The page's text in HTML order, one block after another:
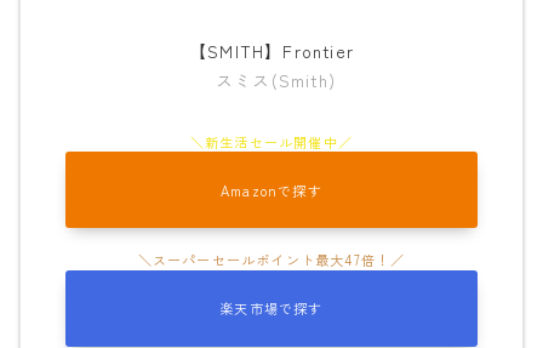
【SMITH】Frontier
スミス(Smith)
Amazonで探す
楽天市場で探す